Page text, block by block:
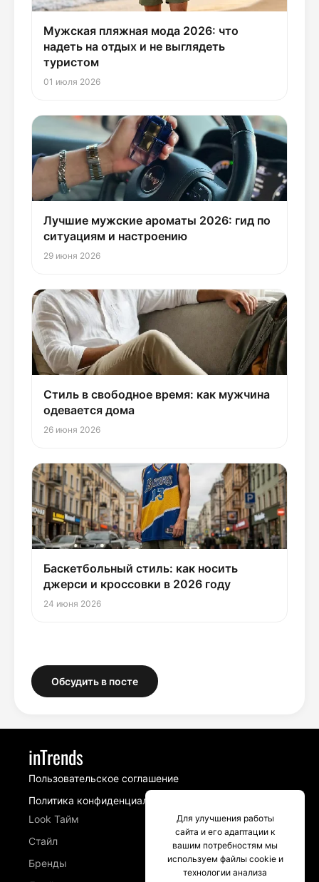
Мужская пляжная мода 2026: что
надеть на отдых и не выглядеть
туристом
01 июля 2026
Лучшие мужские ароматы 2026: гид по
ситуациям и настроению
29 июня 2026
Стиль в свободное время: как мужчина
одевается дома
26 июня 2026
Баскетбольный стиль: как носить
джерси и кроссовки в 2026 году
24 июня 2026
Обсудить в посте
inTrends
Пользовательское соглашение
Политика конфиденциальности
Look Тайм
Стайл
Бренды
Для улучшения работы
сайта и его адаптации к
вашим потребностям мы
используем файлы cookie и
технологии анализа